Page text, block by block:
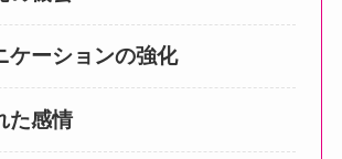
ケーションの強化
た感情